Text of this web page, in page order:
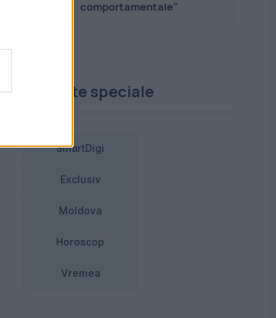
comportamentale”
Proiecte speciale
SmartDigi
Exclusiv
Moldova
Horoscop
Vremea